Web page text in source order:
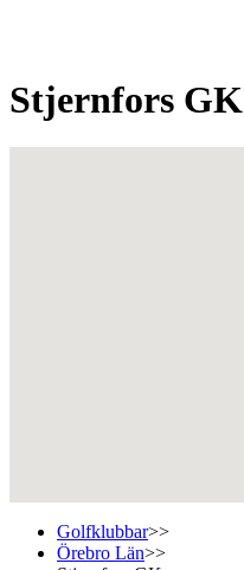
Stjernfors GK
Golfklubbar>>
Örebro Län>>